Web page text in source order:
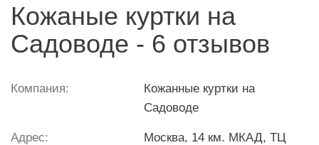
Кожаные куртки на
Садоводе - 6 отзывов
Компания:
Кожанные куртки на
Садоводе
Адрес: Москва, 14 км. МКАД, ТЦ